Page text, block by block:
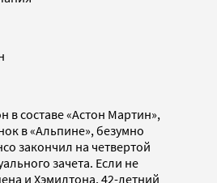
в составе «Астон Мартин»,
в «Альпине», безумно
закончил на четвертой
зачета. Если не
и Хэмилтона, 42-летний